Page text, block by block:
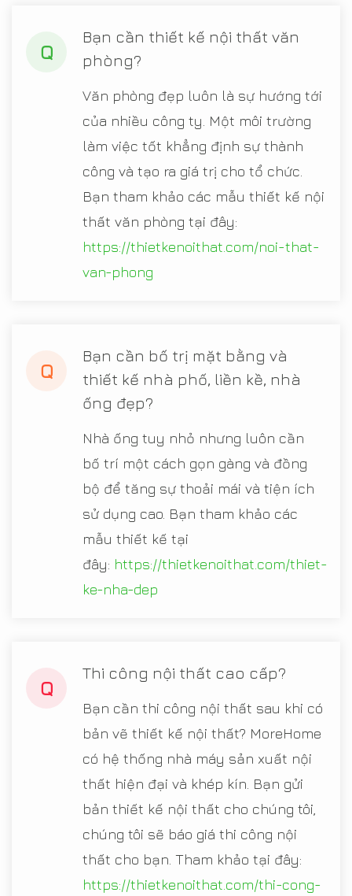
Q
Bạn cần thiết kế nội thất văn
phòng?
Văn phòng đẹp luôn là sự hướng tới
của nhiều công ty. Một môi trường
làm việc tốt khẳng định sự thành
công và tạo ra giá trị cho tổ chức.
Bạn tham khảo các mẫu thiết kế nội
thất văn phòng tại đây:
https://thietkenoithat.com/noi-that-
van-phong
Q
Bạn cần bố trị mặt bằng và
thiết kế nhà phố, liền kề, nhà
ống đẹp?
Nhà ống tuy nhỏ nhưng luôn cần
bố trí một cách gọn gàng và đồng
bộ để tăng sự thoải mái và tiện ích
sử dụng cao. Bạn tham khảo các
mẫu thiết kế tại
đây: https://thietkenoithat.com/thiet-
ke-nha-dep
Q
Thi công nội thất cao cấp?
Bạn cần thi công nội thất sau khi có
bản vẽ thiết kế nội thất? MoreHome
có hệ thống nhà máy sản xuất nội
thất hiện đại và khép kín. Bạn gửi
bản thiết kế nội thất cho chúng tôi,
chúng tôi sẽ báo giá thi công nội
thất cho bạn. Tham khảo tại đây:
https://thietkenoithat.com/thi-cong-